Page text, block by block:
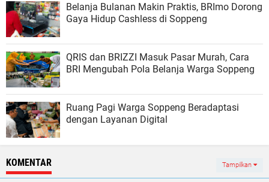
Belanja Bulanan Makin Praktis, BRImo Dorong
Gaya Hidup Cashless di Soppeng
QRIS dan BRIZZI Masuk Pasar Murah, Cara
BRI Mengubah Pola Belanja Warga Soppeng
Ruang Pagi Warga Soppeng Beradaptasi
dengan Layanan Digital
KOMENTAR Tampilkan